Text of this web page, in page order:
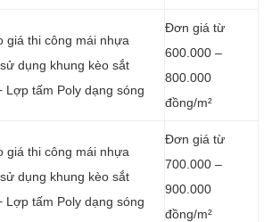
giá thi công mái nhựa
dụng khung kèo sắt
Lợp tấm Poly dạng sóng
Đơn giá từ
600.000 –
800.000
đồng/m²
giá thi công mái nhựa
dụng khung kèo sắt
Lợp tấm Poly dạng sóng
Đơn giá từ
700.000 –
900.000
đồng/m²